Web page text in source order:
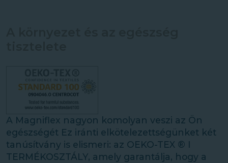
A Magniflex nagyon komolyan veszi az Ön
egészségét Ez iránti elkötelezettségünket két
tanúsítvány is elismeri: az OEKO-TEX ® I
TERMÉKOSZTÁLY, amely garantálja, hogy a